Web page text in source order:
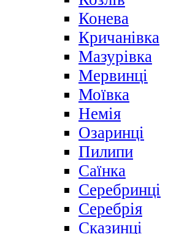
Конева
Кричанівка
Мазурівка
Мервинці
Моївка
Немія
Озаринці
Пилипи
Саїнка
Серебринці
Серебрія
Сказинці